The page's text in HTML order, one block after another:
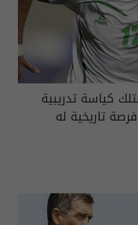
كياسة تدريبية
تاريخية له